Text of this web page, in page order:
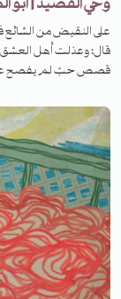
قال: وعذلت أهل
قصص حبّ لم يفصح عنها
الجانب من حياة